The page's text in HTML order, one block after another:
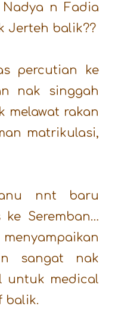
n Fadia
Jerteh balik??
percutian ke
nak singgah
melawat rakan
matrikulasi,
nnt baru
Seremban…
sangat nak
untuk medical
balik.